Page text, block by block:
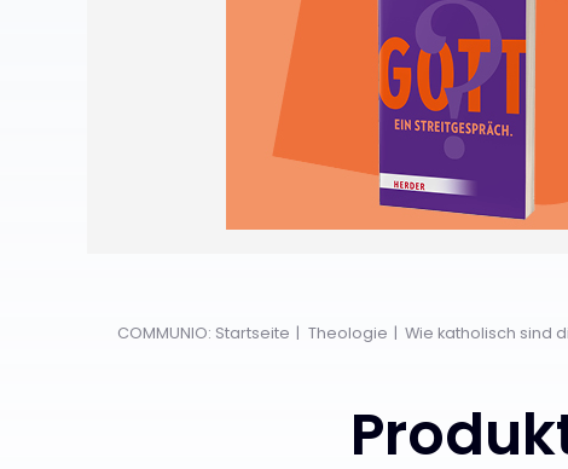
COMMUNIO: Startseite Theologie Wie katholisch sind